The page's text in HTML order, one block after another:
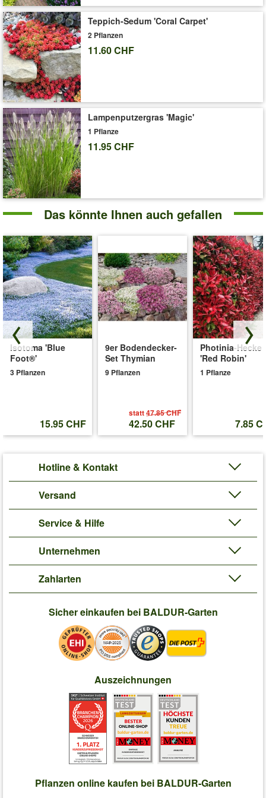
Art.-Nr.:9579
Liefergrösse:9x9 cm-Topf
'Enzian-Ehrenpreis'
Pflege-Tipps
Teppich-Sedum 'Coral Carpet'
2 Pflanzen
11.60 CHF
Lampenputzergras 'Magic'
1 Pflanze
11.95 CHF
Das könnte Ihnen auch gefallen
Isotoma 'Blue
Foot®'
3 Pflanzen
15.95 CHF
9er Bodendecker-
Set Thymian
9 Pflanzen
statt47.85 CHF
42.50 CHF
Photinia-Hecke
'Red Robin'
1 Pflanze
7.85
Hotline & Kontakt
Versand
Service & Hilfe
Unternehmen
Zahlarten
Sicher einkaufen bei BALDUR-Garten
Auszeichnungen
Pflanzen online kaufen bei BALDUR-Garten